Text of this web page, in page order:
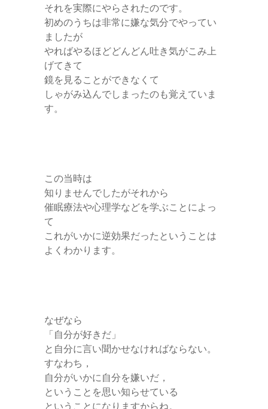
それを実際にやらされたのです。
初めのうちは非常に嫌な気分でやってい
ましたが
やればやるほどどんどん吐き気がこみ上
げてきて
鏡を見ることができなくて
しゃがみ込んでしまったのも覚えていま
す。
この当時は
知りませんでしたがそれから
催眠療法や心理学などを学ぶことによっ
て
これがいかに逆効果だったということは
よくわかります。
なぜなら
「自分が好きだ」
と自分に言い聞かせなければならない。
すなわち，
自分がいかに自分を嫌いだ，
ということを思い知らせている
ということになりますからね。